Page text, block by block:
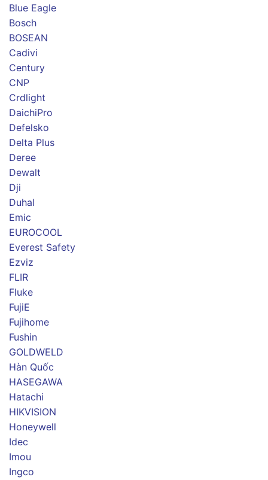
Blue Eagle
Bosch
BOSEAN
Cadivi
Century
CNP
Crdlight
DaichiPro
Defelsko
Delta Plus
Deree
Dewalt
Dji
Duhal
Emic
EUROCOOL
Everest Safety
Ezviz
FLIR
Fluke
FujiE
Fujihome
Fushin
GOLDWELD
Hàn Quốc
HASEGAWA
Hatachi
HIKVISION
Honeywell
Idec
Imou
Ingco